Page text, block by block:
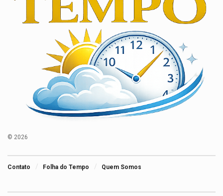
© 2026
Contato Folha do Tempo Quem Somos